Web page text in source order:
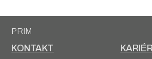
PRIM
KONTAKT